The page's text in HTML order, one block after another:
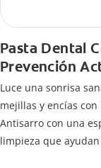
Pasta Dental
Prevención
Luce una sonrisa
mejillas y encías
Antisarro con una
limpieza que